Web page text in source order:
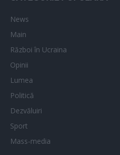
News
Main
Război în Ucraina
Opinii
Lumea
Politică
Dezvăluiri
Sport
Mass-media